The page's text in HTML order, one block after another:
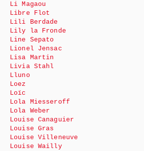
Li Magaou
Libre Flot
Lili Berdade
Lily la Fronde
Line Sepato
Lionel Jensac
Lisa Martin
Livia Stahl
Lluno
Loez
Loïc
Lola Miesseroff
Lola Weber
Louise Canaguier
Louise Gras
Louise Villeneuve
Louise Wailly